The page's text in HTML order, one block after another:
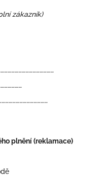
zákazník)
plnění (reklamace)